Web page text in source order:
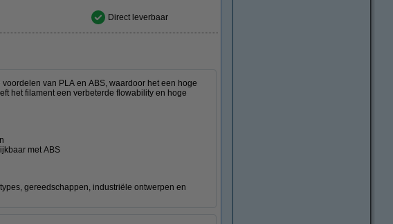
Direct leverbaar
van PLA en ABS, waardoor het een hoge
het filament een verbeterde flowability en hoge
met ABS
gereedschappen, industriële ontwerpen en